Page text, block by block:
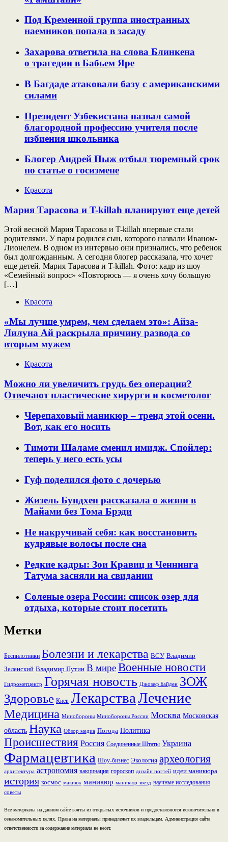
Под Кременной группа иностранных
наемников попала в засаду
Захарова ответила на слова Блинкена
о трагедии в Бабьем Яре
В Багдаде атаковали базу с американскими
силами
Президент Узбекистана назвал самой
благородной профессию учителя после
избиения школьника
Блогер Андрей Пыж отбыл тюремный срок
по статье о госизмене
Красота
Мария Тарасова и T-killah планируют еще детей
Этой весной Мария Тарасова и T-killah впервые стали
родителями. У пары родился сын, которого назвали Иваном-
Лионелем. В одном из интервью они признались, что ребенок
был долгожданным. А сегодня блогер рассказала, что хочет
еще детей. Мария Тарасова и T-killah. Фото: кадр из шоу
«Семейный вопрос» «Повторюсь — я очень хочу большую
[…]
Красота
«Мы лучше умрем, чем сделаем это»: Айза-
Лилуна Ай раскрыла причину развода со
вторым мужем
Красота
Можно ли увеличить грудь без операции?
Отвечают пластические хирурги и косметолог
Черепаховый маникюр – тренд этой осени.
Вот, как его носить
Тимоти Шаламе сменил имидж. Спойлер:
теперь у него есть усы
Гуф поделился фото с дочерью
Жизель Бундхен рассказала о жизни в
Майами без Тома Брэди
Не накручивай себя: как восстановить
кудрявые волосы после сна
Редкие кадры: Зои Кравиц и Ченнинга
Татума засняли на свидании
Соленые озера России: список озер для
отдыха, которые стоит посетить
Метки
Беспилотники Болезни и лекарства ВСУ Владимир
Зеленский Владимир Путин В миреВоенные новости
Гидрометцентр Горячая новость Джозеф Байден ЗОЖ
Здоровье Киев ЛекарстваЛечение
Медицина Минобороны Минобороны России Москва Московская
область Наука Обзор медиа Погода Политика
Происшествия Россия Соединенные Штаты Украина
Фармацевтика Шоу-бизнес Экология археология
архитектура астрономия вакцинация гороскоп дизайн ногтей идеи маникюра
история космос макияж маникюр маникюр звезд научные исследования
советы
Все материалы на данном сайте взяты из открытых источников и предоставляются исключительно в
ознакомительных целях. Права на материалы принадлежат их владельцам. Администрация сайта
ответственности за содержание материала не несет.